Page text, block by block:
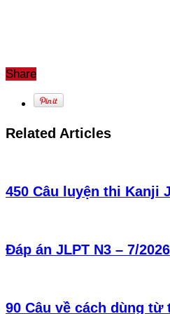
Share
Related Articles
450 Câu luyện thi Kanji
Đáp án JLPT N3 – 7/2026
90 Câu về cách dùng từ